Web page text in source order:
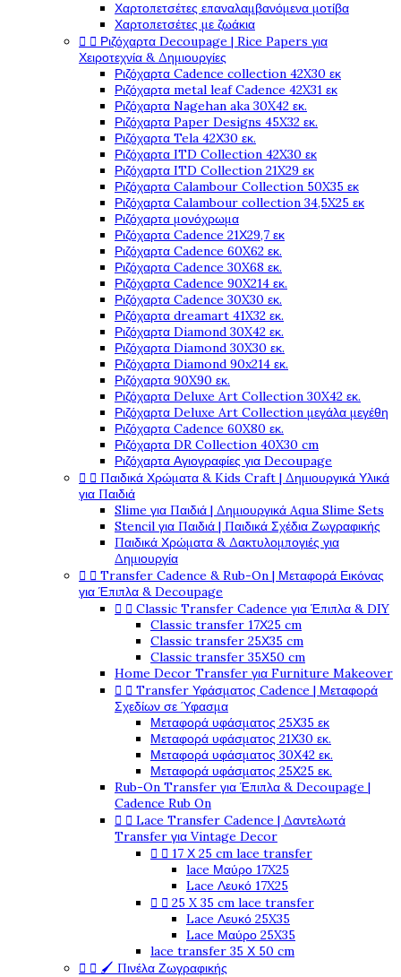
Χαρτοπετσέτες επαναλαμβανόμενα μοτίβα
Χαρτοπετσέτες με ζωάκια
  Ριζόχαρτα Decoupage | Rice Papers για
Χειροτεχνία & Δημιουργίες
Ριζόχαρτα Cadence collection 42X30 εκ
Ριζόχαρτα metal leaf Cadence 42X31 εκ
Ριζόχαρτα Nagehan aka 30X42 εκ.
Ριζόχαρτα Paper Designs 45X32 εκ.
Ριζόχαρτα Tela 42Χ30 εκ.
Ριζόχαρτα ITD Collection 42X30 εκ
Ριζόχαρτα ITD Collection 21X29 εκ
Ριζόχαρτα Calambour Collection 50X35 εκ
Ριζόχαρτα Calambour collection 34,5X25 εκ
Ριζόχαρτα μονόχρωμα
Ριζόχαρτα Cadence 21Χ29,7 εκ
Ριζόχαρτα Cadence 60X62 εκ.
Ριζόχαρτα Cadence 30X68 εκ.
Ριζόχαρτα Cadence 90X214 εκ.
Ριζόχαρτα Cadence 30X30 εκ.
Ριζόχαρτα dreamart 41X32 εκ.
Ριζόχαρτα Diamond 30X42 εκ.
Ριζόχαρτα Diamond 30X30 εκ.
Ριζόχαρτα Diamond 90x214 εκ.
Ριζόχαρτα 90X90 εκ.
Ριζόχαρτα Deluxe Art Collection 30X42 εκ.
Ριζόχαρτα Deluxe Art Collection μεγάλα μεγέθη
Ριζόχαρτα Cadence 60X80 εκ.
Ριζόχαρτα DR Collection 40X30 cm
Ριζόχαρτα Αγιογραφίες για Decoupage
  Παιδικά Χρώματα & Kids Craft | Δημιουργικά Υλικά
για Παιδιά
Slime για Παιδιά | Δημιουργικά Aqua Slime Sets
Stencil για Παιδιά | Παιδικά Σχέδια Ζωγραφικής
Παιδικά Χρώματα & Δακτυλομπογιές για
Δημιουργία
  Transfer Cadence & Rub-On | Μεταφορά Εικόνας
για Έπιπλα & Decoupage
  Classic Transfer Cadence για Έπιπλα & DIY
Classic transfer 17Χ25 cm
Classic transfer 25Χ35 cm
Classic transfer 35Χ50 cm
Home Decor Transfer για Furniture Makeover
  Transfer Υφάσματος Cadence | Μεταφορά
Σχεδίων σε Ύφασμα
Μεταφορά υφάσματος 25Χ35 εκ
Μεταφορά υφάσματος 21Χ30 εκ.
Μεταφορά υφάσματος 30Χ42 εκ.
Μεταφορά υφάσματος 25Χ25 εκ.
Rub-On Transfer για Έπιπλα & Decoupage |
Cadence Rub On
  Lace Transfer Cadence | Δαντελωτά
Transfer για Vintage Decor
  17 Χ 25 cm lace transfer
lace Μαύρο 17X25
Lace Λευκό 17X25
  25 X 35 cm lace transfer
Lace Λευκό 25X35
Lace Μαύρο 25X35
lace transfer 35 Χ 50 cm
  🖌️ Πινέλα Ζωγραφικής